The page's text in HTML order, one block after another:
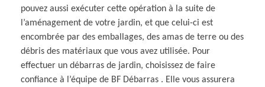
pouvez aussi exécuter cette opération à la suite de
l’aménagement de votre jardin, et que celui-ci est
encombrée par des emballages, des amas de terre ou des
débris des matériaux que vous avez utilisée. Pour
effectuer un débarras de jardin, choisissez de faire
confiance à l’équipe de BF Débarras . Elle vous assurera